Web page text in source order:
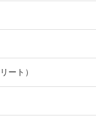
ート）